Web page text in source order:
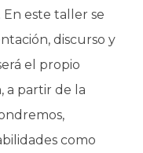
este taller se
discurso y
el propio
a partir de la
como